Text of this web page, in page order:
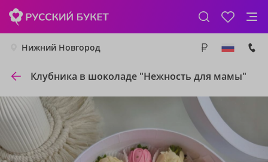
Нижний Новгород
Клубника в шоколаде "Нежность для мамы"